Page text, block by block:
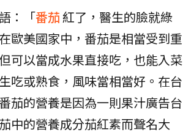
：「番茄 紅了，醫生的臉就綠
歐美國家中，番茄是相當受到重
可以當成水果直接吃，也能入菜
吃或熟食，風味當相當好。在台
茄的營養是因為一則果汁廣告台
中的營養成分茄紅素而聲名大